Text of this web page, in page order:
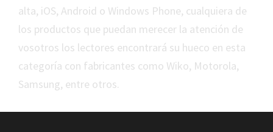
alta, iOS, Android o Windows Phone, cualquiera de
los productos que puedan merecer la atención de
vosotros los lectores encontrará su hueco en esta
categoría con fabricantes como Wiko, Motorola,
Samsung, entre otros.